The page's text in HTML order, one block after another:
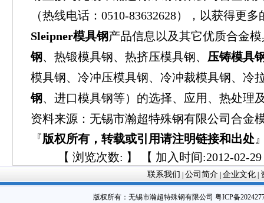
（热线电话：0510-83632628），以获得更多
Sleipner模具钢产品信息以及其它优质合金
钢 、热锻模具钢、热挤压模具钢、 压铸模具
模具钢、冷冲压模具钢、冷冲裁模具钢、冷
钢 、进口模具钢等）的选择、应用、热处理
资料来源：无锡市瀚超特殊钢有限公司合金
『版权所有，转载或引用请注明链接和出处
【 浏览次数: 】 【 加入时间:2012-02-
联系我们 公司简介| 企业文化|
版权所有： 无锡市瀚超特殊钢有限公司 粤ICP备